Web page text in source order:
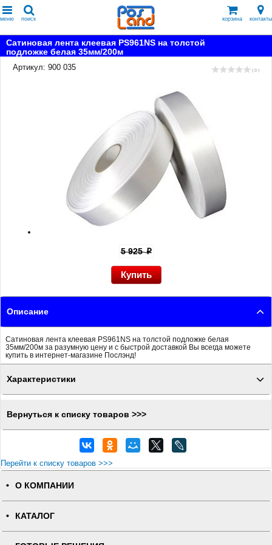
меню поиск корзина контакты
Сатиновая лента клеевая PS961NS на толстой
подложке белая 35мм/200м
Артикул: 900 035
( 0 )
5 925p
Описание
Сатиновая лента клеевая PS961NS на толстой подложке белая
35мм/200м за разумную цену и с быстрой доставкой Вы всегда можете
купить в интернет-магазине Послэнд!
Характеристики
Вернуться к списку товаров >>>
Перейти к списку товаров >>>
О КОМПАНИИ
КАТАЛОГ